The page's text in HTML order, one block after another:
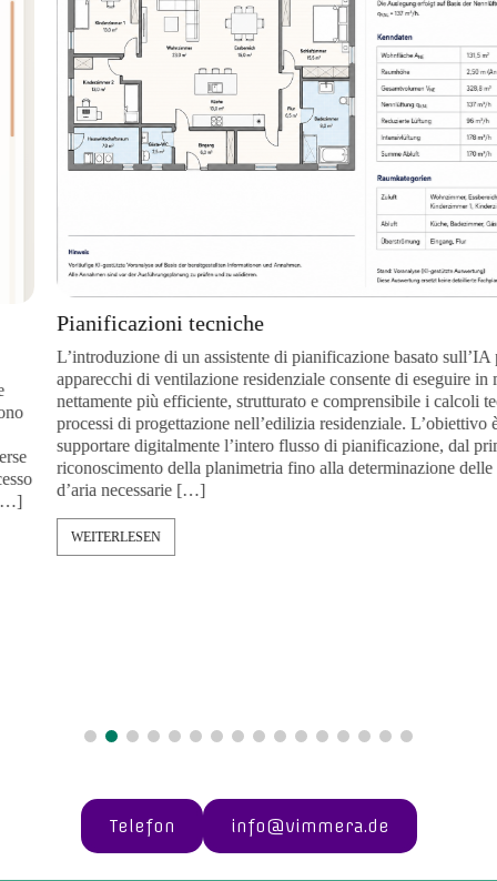
Pianificazioni tecniche
L’introduzione di un assistente di pianificazione basato sull’IA per
apparecchi di ventilazione residenziale consente di eseguire in modo
nettamente più efficiente, strutturato e comprensibile i calcoli tecnici
processi di progettazione nell’edilizia residenziale. L’obiettivo è
supportare digitalmente l’intero flusso di pianificazione, dal primo
riconoscimento della planimetria fino alla determinazione delle
d’aria necessarie […]
WEITERLESEN
Telefon info@vimmera.de